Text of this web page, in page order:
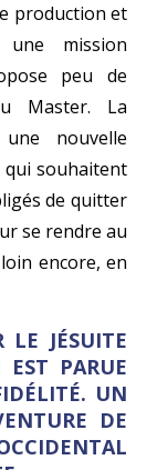
production et
mission
peu de
Master. La
nouvelle
souhaitent
de quitter
se rendre au
encore, en
LE JÉSUITE
EST PARUE
UN
DE